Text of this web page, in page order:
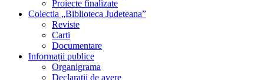
Proiecte finalizate
Colectia „Biblioteca Judeteana”
Reviste
Carti
Documentare
Informații publice
Organigrama
Declaratii de avere